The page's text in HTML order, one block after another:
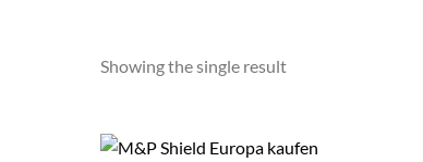
Showing the single result